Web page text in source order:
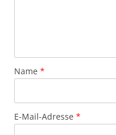
Name *
E-Mail-Adresse *